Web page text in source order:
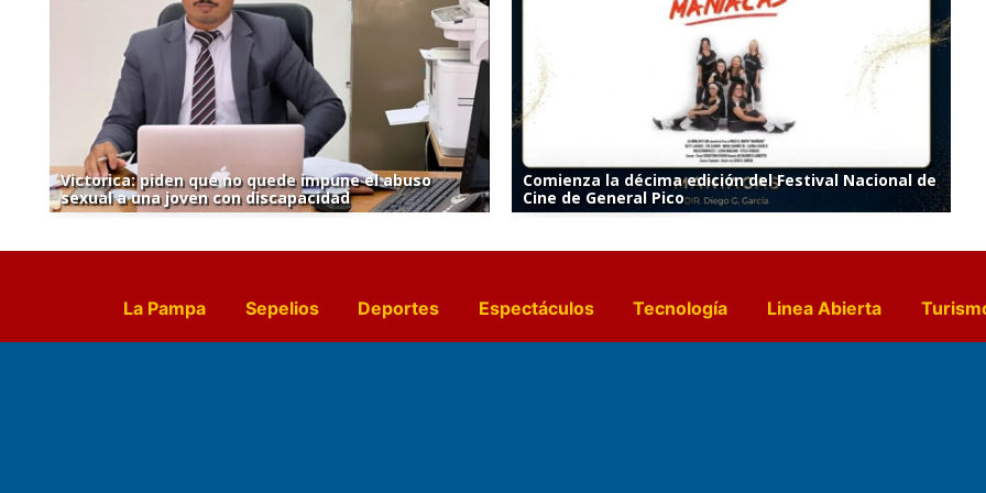
Victorica: piden que no quede impune el abuso
sexual a una joven con discapacidad
Comienza la décima edición del Festival Nacional de
Cine de General Pico
La Pampa Sepelios Deportes Espectáculos Tecnología Linea Abierta